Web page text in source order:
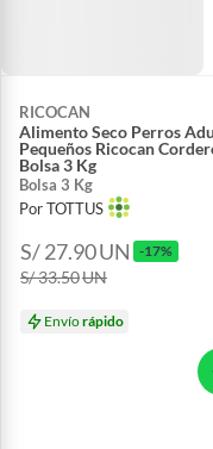
RICOCAN
Alimento Seco Perros
Pequeños Ricocan
Bolsa 3 Kg
Bolsa 3 Kg
Por TOTTUS
S/ 27.90UN -17%
S/ 33.50UN
Envíorápido